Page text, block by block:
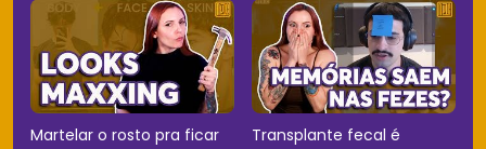
Martelar o rosto pra ficar
Transplante fecal é